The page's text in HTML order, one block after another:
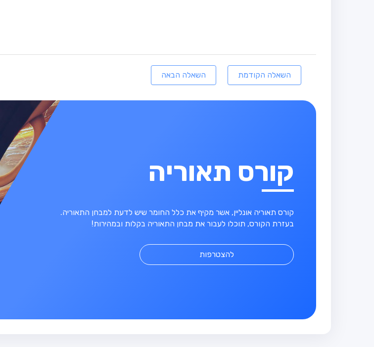
השאלה הקודמת השאלה הבאה
קורס תאוריה
קורס תאוריה אונליין, אשר מקיף את כלל החומר שיש לדעת למבחן התאוריה.
בעזרת הקורס, תוכלו לעבור את מבחן התאוריה בקלות ובמהירות!
להצטרפות